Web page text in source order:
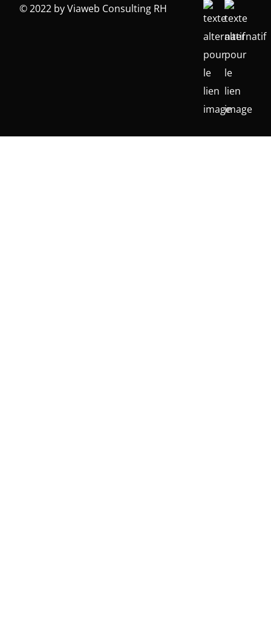
© 2022 by Viaweb Consulting RH